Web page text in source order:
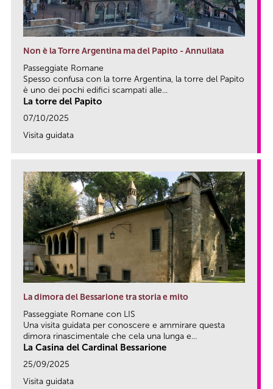
Non è la Torre Argentina ma del Papito - Annullata
Passeggiate Romane
Spesso confusa con la torre Argentina, la torre del Papito
è uno dei pochi edifici scampati alle...
La torre del Papito
07/10/2025
Visita guidata
La dimora del Bessarione tra storia e mito
Passeggiate Romane con LIS
Una visita guidata per conoscere e ammirare questa
dimora rinascimentale che cela una lunga e...
La Casina del Cardinal Bessarione
25/09/2025
Visita guidata